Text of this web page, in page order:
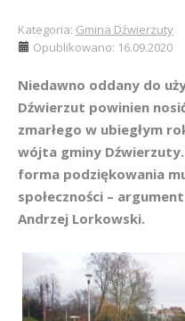
Kategoria: Gmina Dźwierzuty
Opublikowano: 16.09.2020
Niedawno oddany do
Dźwierzut powinien
zmarłego w ubiegłym
wójta gminy
forma podziękowania
społeczności –
Andrzej Lorkowski.